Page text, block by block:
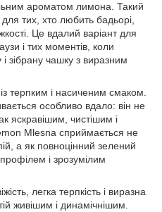
ароматом лимона. Такий
тих, хто любить бадьорі,
Це вдалий варіант для
і тих моментів, коли
зібрану чашку з виразним
терпким і насиченим смаком.
особливо вдало: він не
яскравішим, чистішим і
Mlesna сприймається не
а як повноцінний зелений
і зрозумілим
легка терпкість і виразна
живішим і динамічнішим.